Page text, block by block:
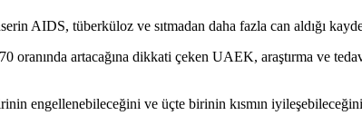
AIDS, tüberküloz ve sıtmadan daha fazla can aldığı
oranında artacağına dikkati çeken UAEK, araştırma ve
engellenebileceğini ve üçte birinin kısmın